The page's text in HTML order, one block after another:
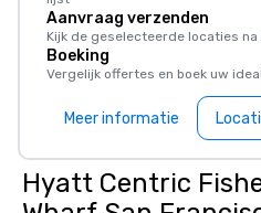
Aanvraag verzenden
Kijk de geselecteerde locaties
Boeking
Vergelijk offertes en boek uw
Meer informatie
Hyatt Centric